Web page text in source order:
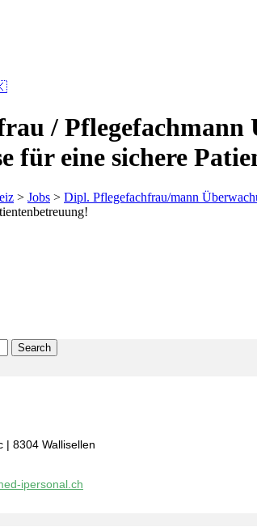
/ Pflegefachmann
für eine sichere
> Jobs > Dipl. Pflegefachfrau/mann
Search
| 8304 Wallisellen
ipersonal.ch